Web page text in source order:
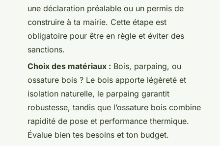
une déclaration préalable ou un permis de
construire à ta mairie. Cette étape est
obligatoire pour être en règle et éviter des
sanctions.
Choix des matériaux : Bois, parpaing, ou
ossature bois ? Le bois apporte légèreté et
isolation naturelle, le parpaing garantit
robustesse, tandis que l’ossature bois combine
rapidité de pose et performance thermique.
Évalue bien tes besoins et ton budget.